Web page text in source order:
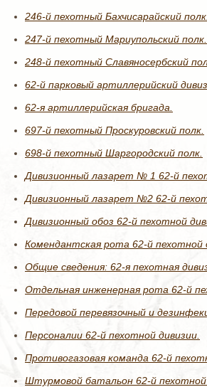
246-й пехотный Бахчисарайский полк.
247-й пехотный Мариупольский полк.
248-й пехотный Славяносербский
62-й парковый артиллерийский
62-я артиллерийская бригада.
697-й пехотный Проскуровский полк.
698-й пехотный Шаргородский полк.
Дивизионный лазарет № 1 62-й
Дивизионный лазарет №2 62-й
Дивизионный обоз 62-й пехотной
Комендантская рота 62-й пехотной
Общие сведения: 62-я пехотная
Отдельная инженерная рота 62-й
Передовой перевязочный и
Персоналии 62-й пехотной дивизии.
Противогазовая команда 62-й
Штурмовой батальон 62-й пехотной